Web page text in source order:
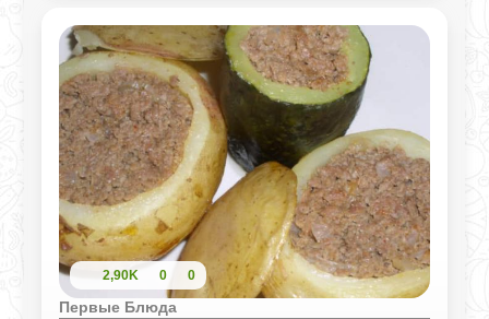
2,90K 0 0
Первые Блюда